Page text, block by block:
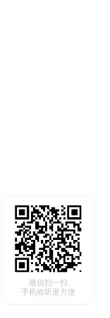
微信扫一扫
手机收听更方便